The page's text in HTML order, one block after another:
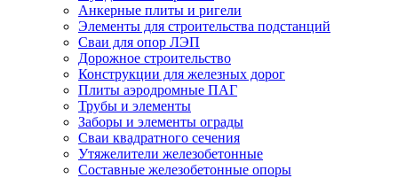
Анкерные плиты и ригели
Элементы для строительства подстанций
Сваи для опор ЛЭП
Дорожное строительство
Конструкции для железных дорог
Плиты аэродромные ПАГ
Трубы и элементы
Заборы и элементы ограды
Сваи квадратного сечения
Утяжелители железобетонные
Составные железобетонные опоры